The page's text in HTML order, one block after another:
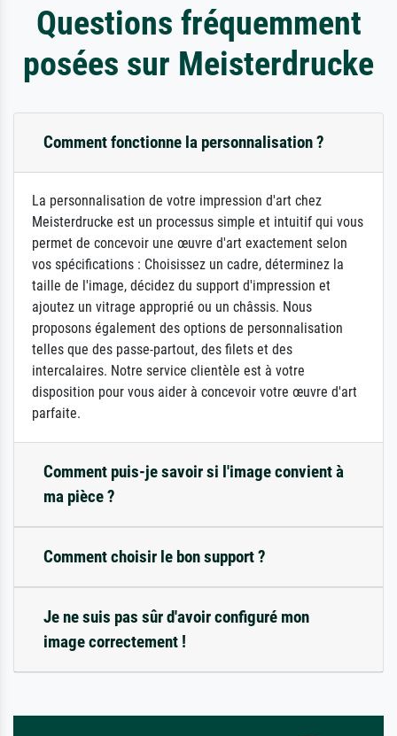
Questions fréquemment
posées sur Meisterdrucke
Comment fonctionne la personnalisation ?
La personnalisation de votre impression d'art chez
Meisterdrucke est un processus simple et intuitif qui vous
permet de concevoir une œuvre d'art exactement selon
vos spécifications : Choisissez un cadre, déterminez la
taille de l'image, décidez du support d'impression et
ajoutez un vitrage approprié ou un châssis. Nous
proposons également des options de personnalisation
telles que des passe-partout, des filets et des
intercalaires. Notre service clientèle est à votre
disposition pour vous aider à concevoir votre œuvre d'art
parfaite.
Comment puis-je savoir si l'image convient à
ma pièce ?
Comment choisir le bon support ?
Je ne suis pas sûr d'avoir configuré mon
image correctement !